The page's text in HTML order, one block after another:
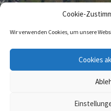
Cookie-
Wir verwenden Cookies, um unsere
Cookies
Höxter, Nordrhein-
Einwohner – Stand 31.